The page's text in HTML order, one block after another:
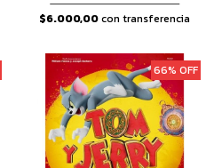
$6.000,00con transferencia
66% OFF